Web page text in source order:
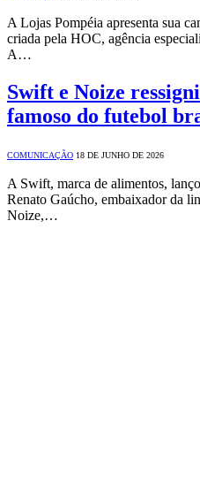
A Lojas Pompéia apresenta sua
criada pela HOC, agência
A…
Swift e Noize
famoso do futebol
COMUNICAÇÃO 18 DE JUNHO DE 2026
A Swift, marca de alimentos,
Renato Gaúcho, embaixador da
Noize,…